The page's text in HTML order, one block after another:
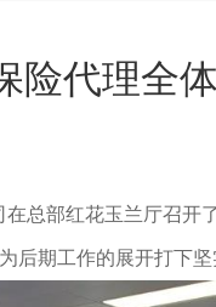
险代理全
总部红花玉兰厅召开
后期工作的展开打下坚